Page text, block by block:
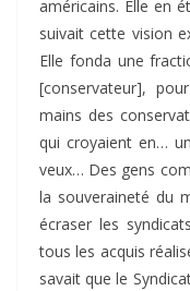
américains. Elle en
suivait cette vision
Elle fonda une
[conservateur],
mains des
qui croyaient en…
veux… Des gens
la souveraineté du
écraser les
tous les acquis
savait que le